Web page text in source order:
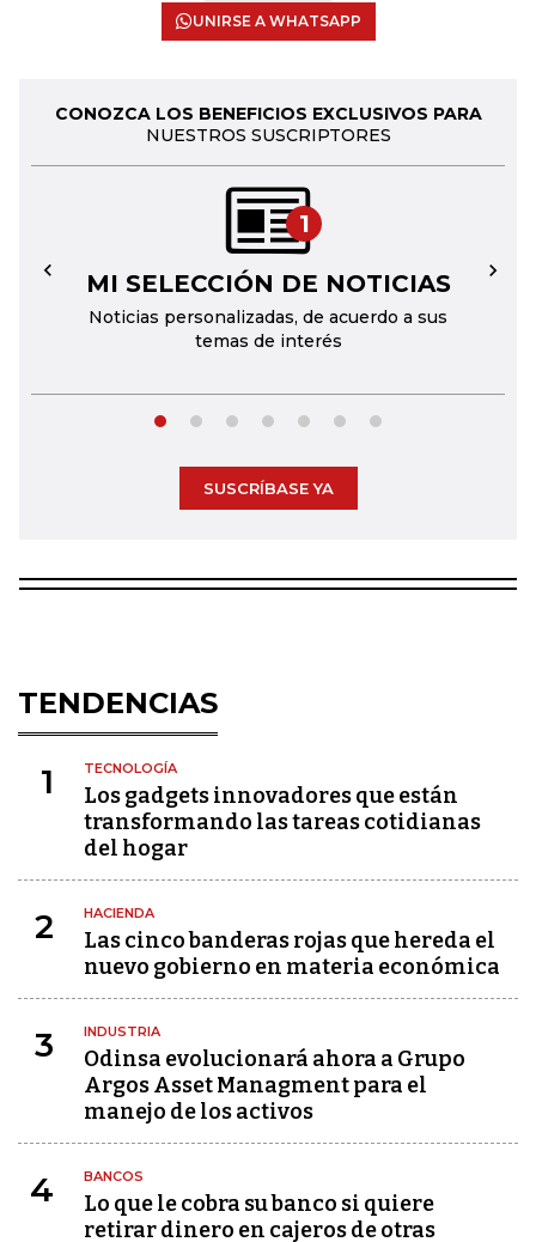
UNIRSE A WHATSAPP
CONOZCA LOS BENEFICIOS EXCLUSIVOS PARA
NUESTROS SUSCRIPTORES
1
MI SELECCIÓN DE NOTICIAS
Noticias personalizadas, de acuerdo a sus
temas de interés
← →
SUSCRÍBASE YA
TENDENCIAS
1 TECNOLOGÍA
Los gadgets innovadores que están
transformando las tareas cotidianas
del hogar
2 HACIENDA
Las cinco banderas rojas que hereda el
nuevo gobierno en materia económica
3 INDUSTRIA
Odinsa evolucionará ahora a Grupo
Argos Asset Managment para el
manejo de los activos
4 BANCOS
Lo que le cobra su banco si quiere
retirar dinero en cajeros de otras